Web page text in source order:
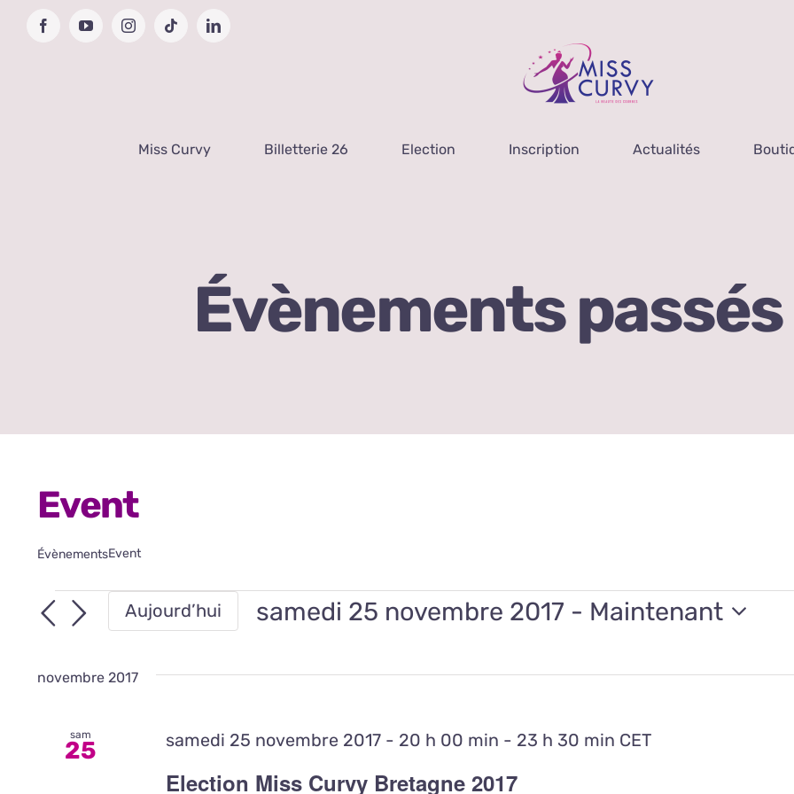
FacebookYouTubeInstagramTiktok LinkedIn
Miss Curvy Billetterie 26 Election Inscription Actualités
Évènements passés
Event
ÉvènementsEvent
Évènements
Aujourd’hui samedi 25 novembre 2017 - Maintenant
novembre 2017
sam
25
Election Miss Curvy Bretagne 2017
samedi 25 novembre 2017 - 20 h 00 min - 23 h 30 min CET